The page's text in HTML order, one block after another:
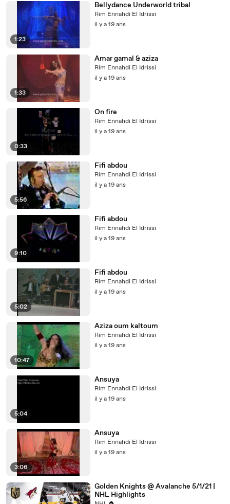
1:23
Bellydance Underworld tribal
Rim Ennahdi El Idrissi
il y a 19 ans
1:33
Amar gamal & aziza
Rim Ennahdi El Idrissi
il y a 19 ans
0:33
On fire
Rim Ennahdi El Idrissi
il y a 19 ans
5:56
Fifi abdou
Rim Ennahdi El Idrissi
il y a 19 ans
9:10
Fifi abdou
Rim Ennahdi El Idrissi
il y a 19 ans
5:02
Fifi abdou
Rim Ennahdi El Idrissi
il y a 19 ans
10:47
Aziza oum kaltoum
Rim Ennahdi El Idrissi
il y a 19 ans
5:04
Ansuya
Rim Ennahdi El Idrissi
il y a 19 ans
3:06
Ansuya
Rim Ennahdi El Idrissi
il y a 19 ans
Golden Knights @ Avalanche 5/1/21 |
NHL Highlights